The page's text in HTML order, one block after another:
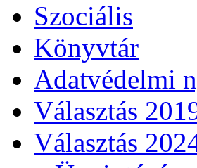
Szociális
Könyvtár
Adatvédelmi
Választás
Választás